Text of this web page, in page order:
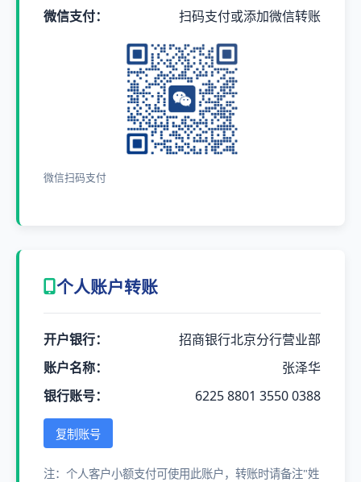
微信支付： 扫码支付或添加微信转账
微信扫码支付
个人账户转账
开户银行：
招商银行北京分行营业部
账户名称：
张泽华
银行账号：
6225 8801 3550 0388
复制账号
注：个人客户小额支付可使用此账户，转账时请备注"姓